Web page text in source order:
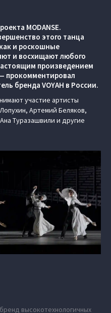
MODANSE.
этого танца
и роскошные
и восхищают любого
произведением
прокомментировал
бренда VOYAH в России.
участие артисты
Артемий Беляков,
Туразашвили и другие
высокотехнологичных